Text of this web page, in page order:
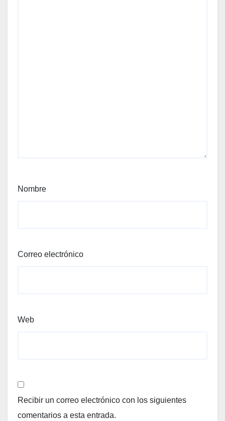
Nombre
Correo electrónico
Web
Recibir un correo electrónico con los siguientes
comentarios a esta entrada.